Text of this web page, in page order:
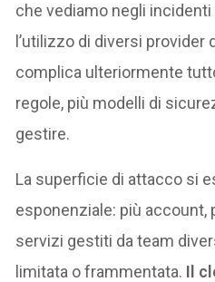
che vediamo negli
l’utilizzo di diversi provider
complica ulteriormente
regole, più modelli di
gestire.
La superficie di attacco si
esponenziale: più account,
servizi gestiti da team
limitata o frammentata. Il